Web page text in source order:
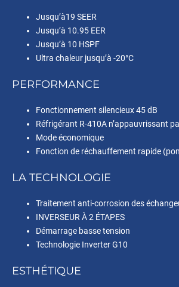
Jusqu’à19 SEER
Jusqu’à 10.95 EER
Jusqu’à 10 HSPF
Ultra chaleur jusqu’à -20°C
PERFORMANCE
Fonctionnement silencieux 45 dB
Réfrigérant R-410A n’appauvrissant
Mode économique
Fonction de réchauffement rapide
LA TECHNOLOGIE
Traitement anti-corrosion des
INVERSEUR À 2 ÉTAPES
Démarrage basse tension
Technologie Inverter G10
ESTHÉTIQUE